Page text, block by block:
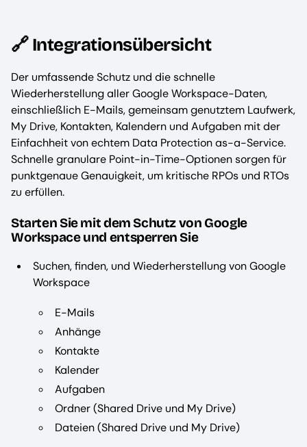
🔗 Integrationsübersicht
Der umfassende Schutz und die schnelle
Wiederherstellung aller Google Workspace-Daten,
einschließlich E-Mails, gemeinsam genutztem Laufwerk,
My Drive, Kontakten, Kalendern und Aufgaben mit der
Einfachheit von echtem Data Protection as-a-Service.
Schnelle granulare Point-in-Time-Optionen sorgen für
punktgenaue Genauigkeit, um kritische RPOs und RTOs
zu erfüllen.
Starten Sie mit dem Schutz von Google
Workspace und entsperren Sie
Suchen, finden, und Wiederherstellung von Google
Workspace
E-Mails
Anhänge
Kontakte
Kalender
Aufgaben
Ordner (Shared Drive und My Drive)
Dateien (Shared Drive und My Drive)